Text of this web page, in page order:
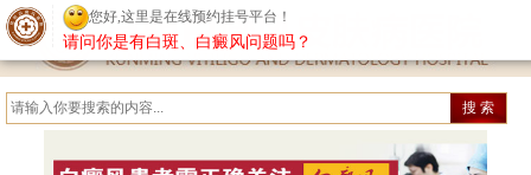
您好,这里是在线预约挂号平台！
请问你是有白斑、白癜风问题吗？